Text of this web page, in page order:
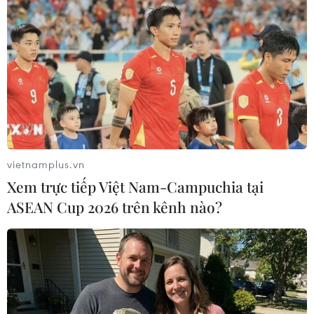
Theo dõi VietnamPlus
TIN LIÊN QUAN
vietnamplus.vn
Xem trực tiếp Việt Nam-Campuchia tại
ASEAN Cup 2026 trên kênh nào?